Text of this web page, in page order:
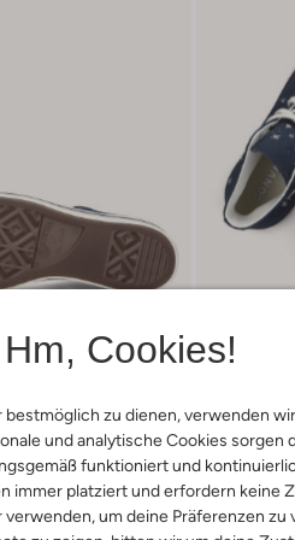
Hm, Cookies!
bestmöglich zu dienen, verwenden
und analytische Cookies sorgen
funktioniert und
immer platziert und erfordern keine
verwenden, um deine Präferenzen
Lieferung &